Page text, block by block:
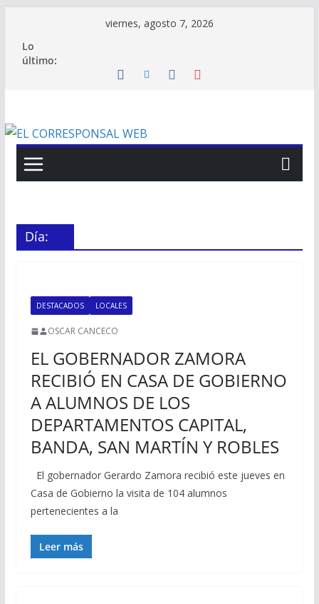
contenido
viernes, agosto 7, 2026
Lo
último:
Día:
DESTACADOS LOCALES
OSCAR CANCECO
EL GOBERNADOR ZAMORA
RECIBIÓ EN CASA DE GOBIERNO
A ALUMNOS DE LOS
DEPARTAMENTOS CAPITAL,
BANDA, SAN MARTÍN Y ROBLES
El gobernador Gerardo Zamora recibió este jueves en
Casa de Gobierno la visita de 104 alumnos
pertenecientes a la
Leer más